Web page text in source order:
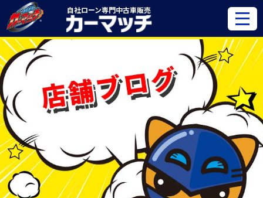
自社ローン専門中古車販売